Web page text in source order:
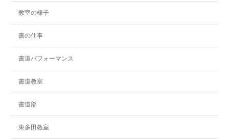
教室の様子
書の仕事
書道パフォーマンス
書道教室
書道部
東多田教室